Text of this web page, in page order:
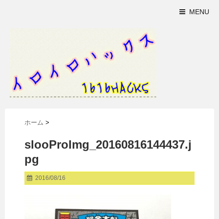
MENU
ホーム >
slooProImg_20160816144437.j
pg
2016/08/16